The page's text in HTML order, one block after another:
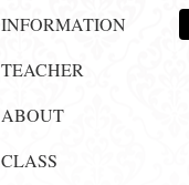
INFORMATION
TEACHER
ABOUT
CLASS